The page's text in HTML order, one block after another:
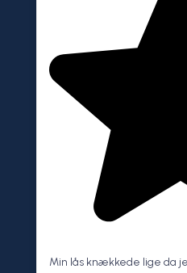
Min lås knækkede lige da